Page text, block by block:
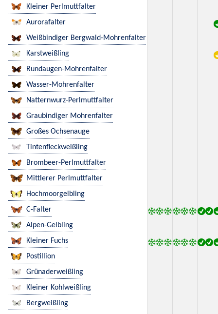
Kleiner Perlmuttfalter
Aurorafalter
Weißbindiger Bergwald-Mohrenfalter
Karstweißling
Rundaugen-Mohrenfalter
Wasser-Mohrenfalter
Natternwurz-Perlmuttfalter
Graubindiger Mohrenfalter
Großes Ochsenauge
Tintenfleckweißling
Brombeer-Perlmuttfalter
Mittlerer Perlmuttfalter
Hochmoorgelbling
C-Falter
Alpen-Gelbling
Kleiner Fuchs
Postillion
Grünaderweißling
Kleiner Kohlweißling
Bergweißling